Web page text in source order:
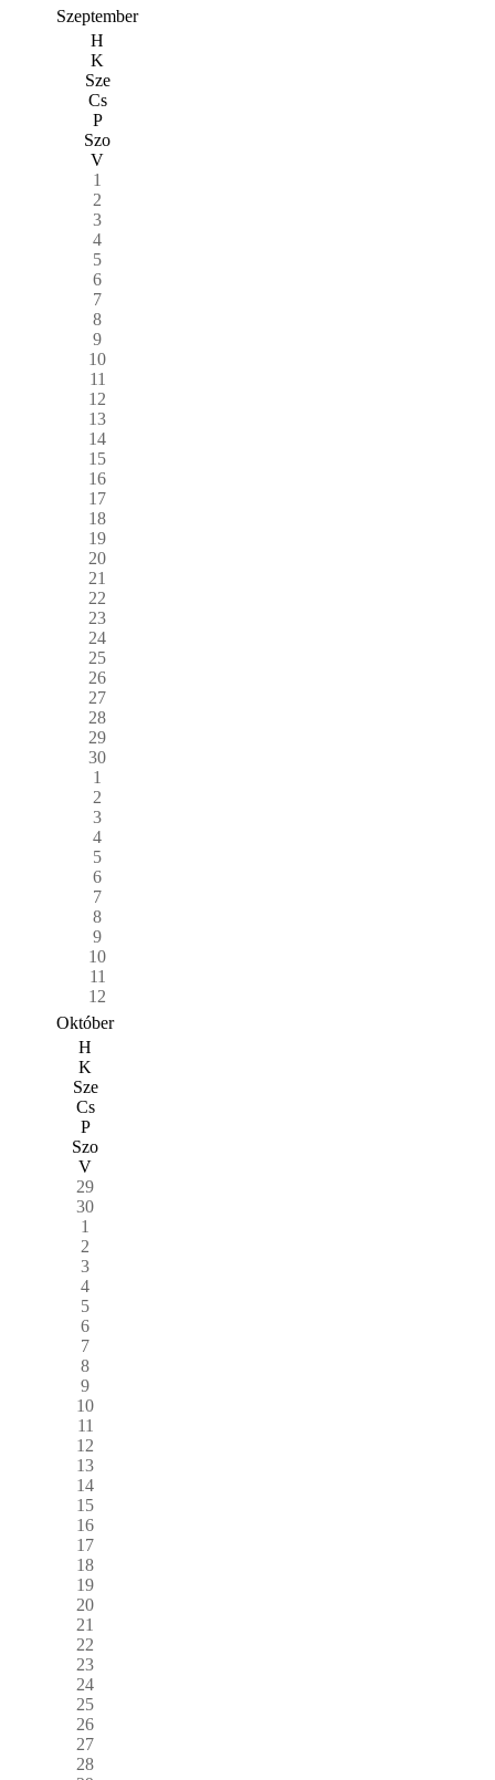
Szeptember
H
K
Sze
Cs
P
Szo
V
1
2
3
4
5
6
7
8
9
10
11
12
13
14
15
16
17
18
19
20
21
22
23
24
25
26
27
28
29
30
1
2
3
4
5
6
7
8
9
10
11
12
Október
H
K
Sze
Cs
P
Szo
V
29
30
1
2
3
4
5
6
7
8
9
10
11
12
13
14
15
16
17
18
19
20
21
22
23
24
25
26
27
28